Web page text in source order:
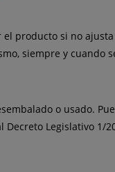
producto si no
siempre y cuando
o usado.
Legislativo 1/